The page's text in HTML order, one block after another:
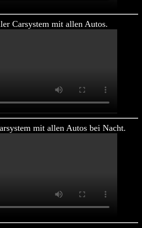
Carsystem mit allen Autos.
mit allen Autos bei Nacht.